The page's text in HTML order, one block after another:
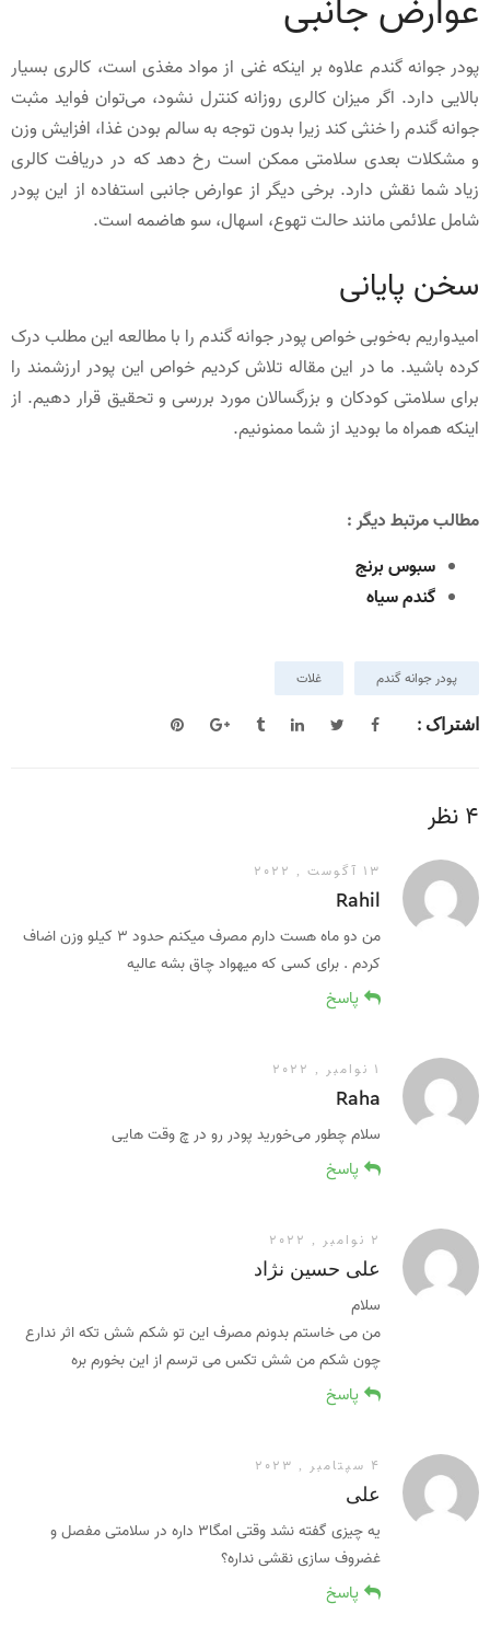
عوارض جانبی
پودر جوانه گندم علاوه بر اینکه غنی از مواد مغذی است، کالری بسیار
بالایی دارد. اگر میزان کالری روزانه کنترل نشود، می‌توان فواید مثبت
جوانه گندم را خنثی کند زیرا بدون توجه به سالم بودن غذا، افزایش وزن
و مشکلات بعدی سلامتی ممکن است رخ دهد که در دریافت کالری
زیاد شما نقش دارد. برخی دیگر از عوارض جانبی استفاده از این پودر
شامل علائمی مانند حالت تهوع، اسهال، سو هاضمه است.
سخن پایانی
امیدواریم به‌خوبی خواص پودر جوانه گندم را با مطالعه این مطلب درک
کرده باشید. ما در این مقاله تلاش کردیم خواص این پودر ارزشمند را
برای سلامتی کودکان و بزرگسالان مورد بررسی و تحقیق قرار دهیم. از
اینکه همراه ما بودید از شما ممنونیم.
مطالب مرتبط دیگر :
سبوس برنج
گندم سیاه
پودر جوانه گندم غلات
اشتراک :
4 نظر
13 آگوست , 2022
Rahil
من دو ماه هست دارم مصرف میکنم حدود ۳ کیلو وزن اضاف
کردم . برای کسی که میهواد چاق بشه عالیه
پاسخ
1 نوامبر , 2022
Raha
سلام چطور می‌خورید پودر رو در چ وقت هایی
پاسخ
2 نوامبر , 2022
علی حسین نژاد
سلام
من می خاستم بدونم مصرف این تو شکم شش تکه اثر ندارع
چون شکم من شش تکس می ترسم از این بخورم بره
پاسخ
4 سپتامبر , 2023
علی
یه چیزی گفته نشد وقتی امگا۳ داره در سلامتی مفصل و
غضروف سازی نقشی نداره؟
پاسخ